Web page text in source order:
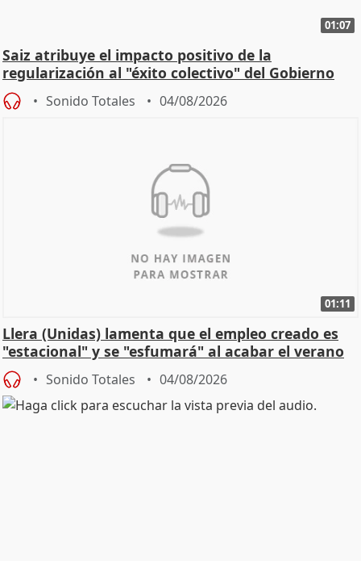
01:07
Saiz atribuye el impacto positivo de la
regularización al "éxito colectivo" del Gobierno
Sonido Totales 04/08/2026
01:11
Llera (Unidas) lamenta que el empleo creado es
"estacional" y se "esfumará" al acabar el verano
Sonido Totales 04/08/2026